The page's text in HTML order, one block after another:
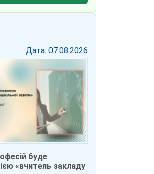
Дата: 07.08.2026
буде
«вчитель закладу